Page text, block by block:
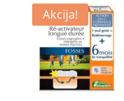
145.00 €.125.00 €.
Akcija!